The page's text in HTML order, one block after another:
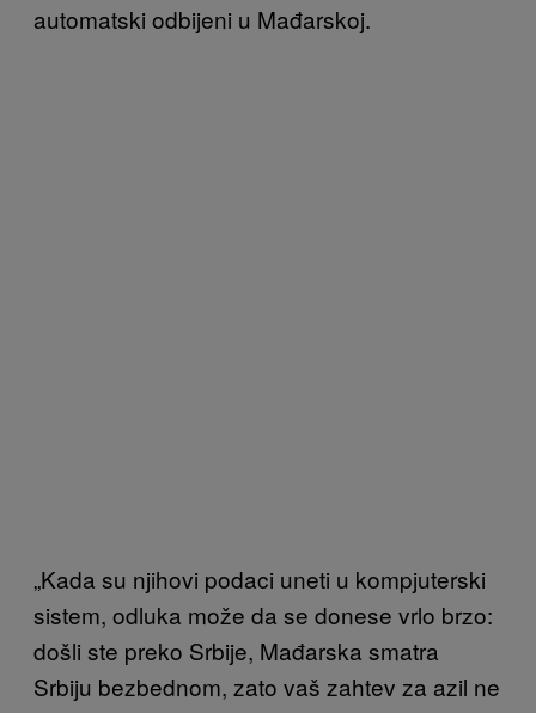
automatski odbijeni u Mađarskoj.
„Kada su njihovi podaci uneti u kompjuterski
sistem, odluka može da se donese vrlo brzo:
došli ste preko Srbije, Mađarska smatra
Srbiju bezbednom, zato vaš zahtev za azil ne